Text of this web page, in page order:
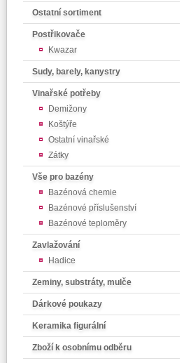
Ostatní sortiment
Postřikovače
Kwazar
Sudy, barely, kanystry
Vinařské potřeby
Demižony
Koštýře
Ostatní vinařské
Zátky
Vše pro bazény
Bazénová chemie
Bazénové příslušenství
Bazénové teploměry
Zavlažování
Hadice
Zeminy, substráty, mulče
Dárkové poukazy
Keramika figurální
Zboží k osobnímu odběru